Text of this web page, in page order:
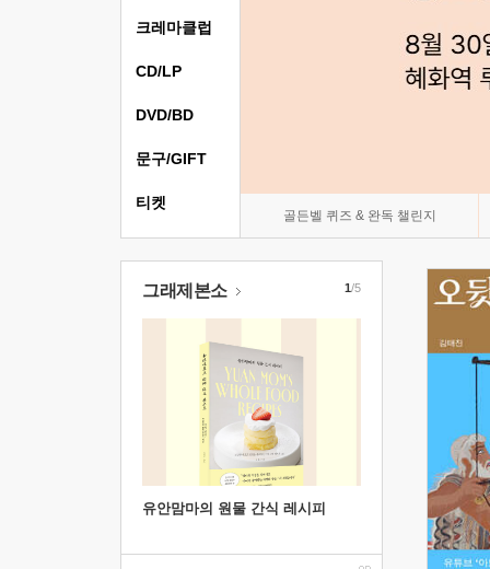
골든벨 퀴즈 & 완독 챌린지
크레마클럽
CD/LP
DVD/BD
문구/GIFT
티켓
그래제본소
유안맘마의 원물 간식 레시피
1/5